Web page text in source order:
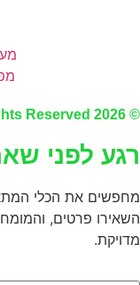
© 2026 All Rights Reserved.
רגע לפני
מחפשים את הכלי
השאירו פרטים,
מדויקת.